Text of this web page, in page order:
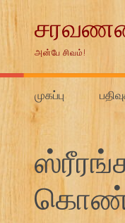
அன்பே சிவம்!
முகப்பு